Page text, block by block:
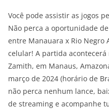
Você pode assistir as jogos
Não perca a oportunidade
entre Manauara x Rio Negro
celular! A partida
Zamith, em Manaus,
março de 2024 (horário de
não perca nenhum lance,
de streaming e acompanhe